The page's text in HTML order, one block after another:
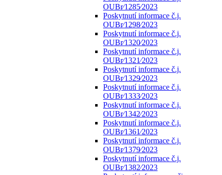
OUBr⁄1285⁄2023
Poskytnutí informace č.j.
OUBr⁄1298⁄2023
Poskytnutí informace č.j.
OUBr⁄1320⁄2023
Poskytnutí informace č.j.
OUBr⁄1321⁄2023
Poskytnutí informace č.j.
OUBr⁄1329⁄2023
Poskytnutí informace č.j.
OUBr⁄1333⁄2023
Poskytnutí informace č.j.
OUBr⁄1342⁄2023
Poskytnutí informace č.j.
OUBr⁄1361⁄2023
Poskytnutí informace č.j.
OUBr⁄1379⁄2023
Poskytnutí informace č.j.
OUBr⁄1382⁄2023